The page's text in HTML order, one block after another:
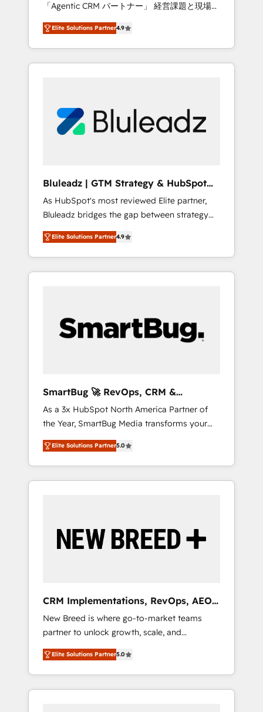
HubSpot to run your revenue process. Sales,
marketing, and service wired together. ➤ AI
and Integrations: Layer Breeze AI, custom
agents, and APIs to remove manual work. ➤
Ongoing Management: Monthly tune-ups,
portal? We are built for the work.
「Agentic CRM パートナー」 経営課題と現場業
務をつなぐAIネイティブ・エージェンシーとし
て、HubSpot Eliteの実装力で顧客フロント業務
を再設計します。 💡 100inc は何をする会社
か？ HubSpotを共通基盤に、AIエージェントを
部・グループ会社・部門が分立する組織で、デ
ータと業務プロセスのサイロ化を、CRMを軸と
ら、GTMの見える化・自動化まで。全Hub統合
運用、データ品質設計、グループ横断のCRM統
合に対応します。 2️⃣ AIエージェント組織構築
営業・マーケティング業務の一部をAIが自律実
行する組織への移行を設計・実装。Breeze・
Claude等をHubSpotと連携させ、役割定義・運
用ルール・成果指標まで含めて設計します。 3️⃣
PMOとして主導。「設定の代行ではなく、設計
の責任」を引き受け、部門横断の統合・浸透・
Hubで一体提供。 ▸ 既存CRM・MAからの移行
支援：Salesforce・Marketo・Pardot等からの
移行、カスタム設計、履歴データ移行と活用設
計まで。 ▸ AEO対応：ChatGPT・Perplexity等
のAI検索からの流入・引用を前提にコンテンツ
HubSpotアワード受賞・HUGリーダー ✓
AI活用に関するご相談、現状整理の壁打ちな
ど、構想段階からお気軽にお問い合わせくださ
Elite Solutions Partner4.9
Bluleadz | GTM Strategy & HubSpot
Implementation
As HubSpot's most reviewed Elite partner,
Bluleadz bridges the gap between strategy
and execution. We don't just "set up tools" —
we install the GTM Operating System (GTM
OS) to align your leadership and engineer a
portal that drives predictable revenue
and Story to stop "accelerating a mess." ⚙️
Elite Engineering & AI Scalable Architecture:
agents, and high-integrity migrations for total
reporting clarity. Security & Compliance: SOC
2 Type I and HIPAA attested for enterprise-
grade data security. 🏆 Why Bluleadz? GTM
OS Partner | 16+ Years Experience | 1,000+
Five-Star Reviews
Elite Solutions Partner4.9
SmartBug 🚀 RevOps, CRM &
Integration Experts
As a 3x HubSpot North America Partner of
the Year, SmartBug Media transforms your
customer lifecycle into a revenue engine. Our
unified ecosystem includes specialized
divisions Globalia (AI & Software) and Point
Success Media (Paid Media), making this the
by Globalia’s technical development team. -
19 HubSpot-certified trainers to drive
deployment of Breeze AI and custom agents
to automate growth. 🏆 Elite Excellence - 8
platform accreditations and deep HIPAA-
compliance expertise. - A team of 250+
experts dedicated to your resilient growth.
Elite Solutions Partner5.0
CRM Implementations, RevOps, AEO
+ Web, Demand Gen
New Breed is where go-to-market teams
partner to unlock growth, scale, and
transformation. We help companies activate
HubSpot’s AI-powered customer platform
and operationalize HubSpot’s Loop
Marketing framework through expert-led
Elite Solutions Partner5.0